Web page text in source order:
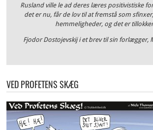
Rusland ville le ad deres læres positivistiske
det er nu, får de lov til at fremstå som
hemmeligheder, og det er
Fjodor Dostojevskij i et brev til sin forlægger,
VED PROFETENS SKÆG